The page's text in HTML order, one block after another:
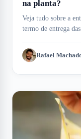
na planta?
Veja tudo sobre a
termo de entrega
Rafael